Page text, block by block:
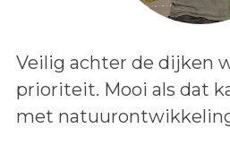
Lees het bericht:
Veilig achter de dijken
prioriteit. Mooi als dat
met